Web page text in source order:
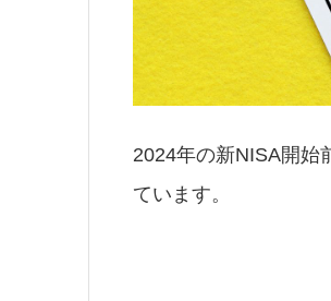
2024年の新NISA開始
ています。